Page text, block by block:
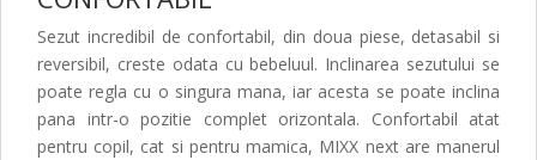
Sezut incredibil de confortabil, din doua piese, detasabil si
reversibil, creste odata cu bebeluul. Inclinarea sezutului se
poate regla cu o singura mana, iar acesta se poate inclina
pana intr-o pozitie complet orizontala. Confortabil atat
pentru copil, cat si pentru mamica, MIXX next are manerul